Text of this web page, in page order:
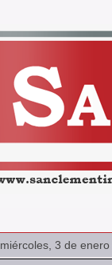
miércoles, 3 de